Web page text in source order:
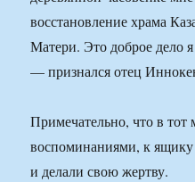
восстановление храма
Матери. Это доброе дело
— признался отец
Примечательно, что в тот
воспоминаниями, к
и делали свою жертву.